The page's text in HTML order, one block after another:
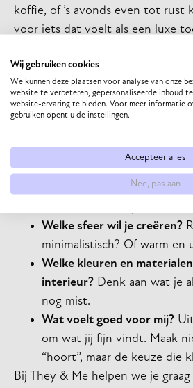
koffie, of ’s avonds even tot rust
voor iets dat voelt als een luxe
Hoe kies je de
voor jouw ruimte?
past, stel jezelf dan deze vragen:
Wat is het doel van de
Welke sfeer wil je creëren?
minimalistisch? Of warm en
Welke kleuren en
interieur? Denk aan wat je
nog mist.
Wat voelt goed voor mij?
om wat jij fijn vindt. Maak
“hoort”, maar de keuze die
Bij They & Me helpen we je
Wij gebruiken cookies
We kunnen deze plaatsen voor analyse van onze
website te verbeteren, gepersonaliseerde inhoud
website-ervaring te bieden. Voor meer informatie
gebruiken opent u de instellingen.
Accepteer alles
Nee, pas aan